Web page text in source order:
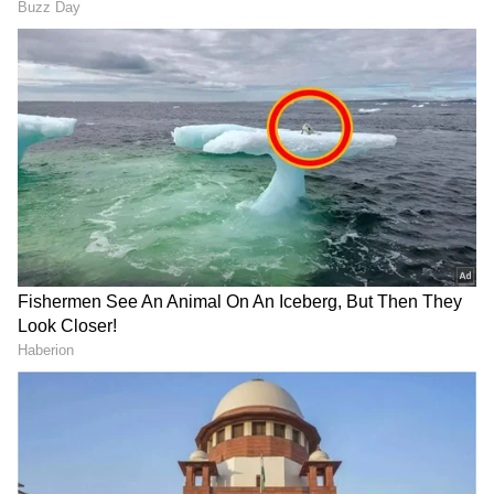
ಸಂಗ್ರಹವನ್ನೇ ಹೊಂದಿದ್ದಾರೆ.
ರಿಮೂವರ್ ಇಲ್ಲದೆ Nail Polish ತೆಗೆಯೋದು ಹೇಗೆ
ಗೊತ್ತಾ?
LATEST VIDEOS
"ರಾಜಕೀಯ ಬೇಡ, ಸಿನಿಮಾನೇ ಪ್ರಾಣ":
ಕನಕೋತ್ಸವದಲ್ಲಿ ರಿಷಬ್ ಶೆಟ್ಟಿ | Rishab
Shetty speech | Suvarna News